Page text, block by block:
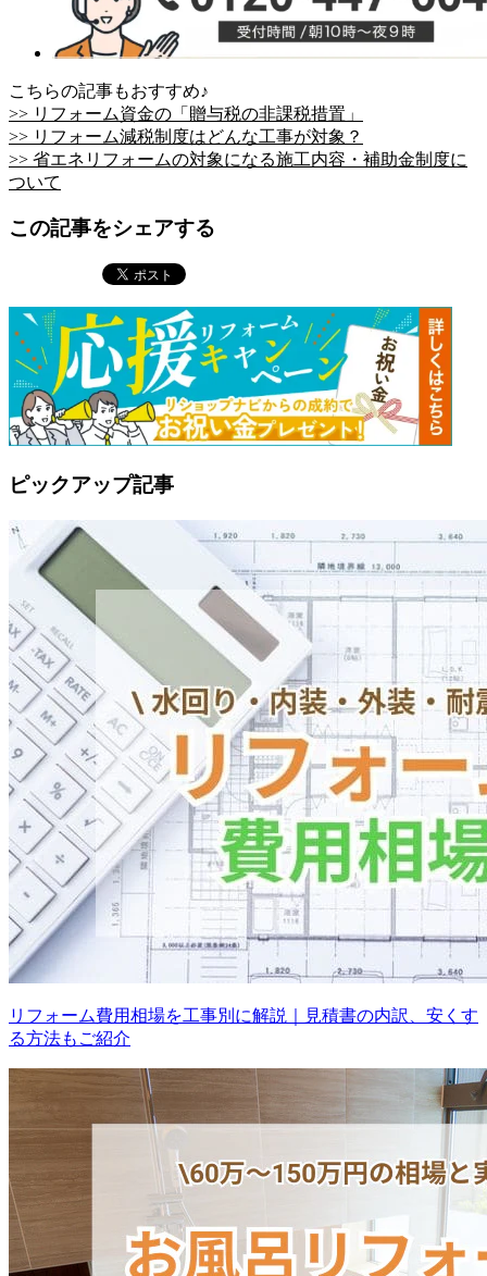
こちらの記事もおすすめ♪
>> リフォーム資金の「贈与税の非課税措置」
>> リフォーム減税制度はどんな工事が対象？
>> 省エネリフォームの対象になる施工内容・補助金制度に
ついて
この記事をシェアする
ピックアップ記事
リフォーム費用相場を工事別に解説｜見積書の内訳、安くす
る方法もご紹介